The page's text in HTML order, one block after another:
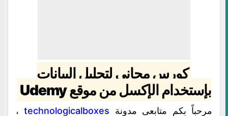
كورس مجاني لتحليل البيانات
بإستخدام الإكسل من موقع Udemy
مرحباً بكم متابعى مدونة technologicalboxes،